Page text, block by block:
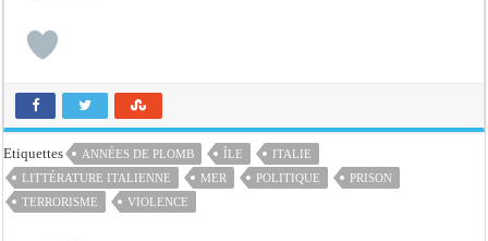
Etiquettes ANNÉES DE PLOMB ÎLE
ITALIE
LITTÉRATURE ITALIENNE
MER POLITIQUE
PRISON
TERRORISME
VIOLENCE